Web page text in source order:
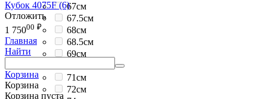
67см
67.5см
68см
68.5см
69см
71см
72см
Кубок 4075F (6)
Отложить
1 75000 ₽
Главная
Найти
Корзина
Корзина
Корзина пуста